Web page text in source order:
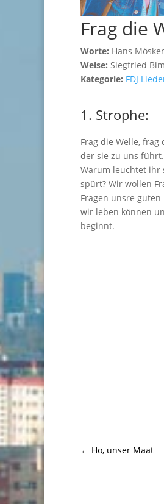
Frag die
Worte: Hans
Weise: Siegfried
Kategorie: FDJ
1. Strophe:
Frag die Welle,
der sie zu uns
Warum leuchtet ihr
spürt? Wir wollen
Fragen unsre
wir leben können
beginnt.
← Ho, unser Maat